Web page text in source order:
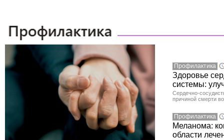
Профилактика
Здоровье
системы:
Сердечно-
причиной смерти
Профилактика
Меланома:
области